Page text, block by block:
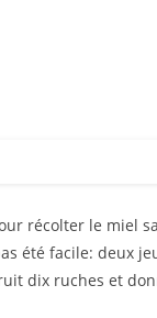
récolter le miel
été facile: deux
dix ruches et